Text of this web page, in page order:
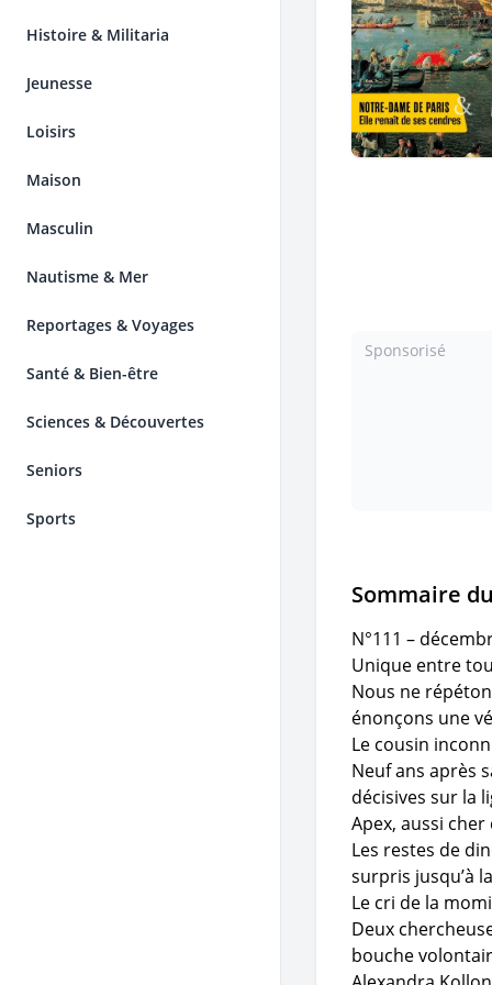
Histoire & Militaria
Jeunesse
Loisirs
Maison
Masculin
Nautisme & Mer
Reportages & Voyages
Santé & Bien-être
Sciences & Découvertes
Seniors
Sports
Sponsorisé
Sommaire
N°111 –
Unique entre
Nous ne
énonçons une
Le cousin
Neuf ans après
décisives sur la
Apex, aussi cher
Les restes de
surpris jusqu’à
Le cri de la
Deux
bouche